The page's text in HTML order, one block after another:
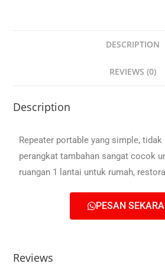
DESCRIPTION
REVIEWS (0)
Description
Repeater portable yang simple,
perangkat tambahan sangat cocok
ruangan 1 lantai untuk rumah,
PESAN
Reviews